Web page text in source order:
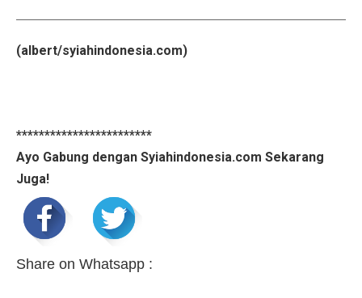
(albert/syiahindonesia.com)
************************
Ayo Gabung dengan Syiahindonesia.com Sekarang
Juga!
Share on Whatsapp :